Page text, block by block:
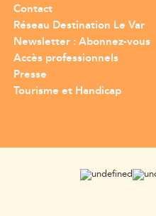
Contact
Réseau Destination Le Var
Newsletter : Abonnez-vous
Accès professionnels
Presse
Tourisme et Handicap